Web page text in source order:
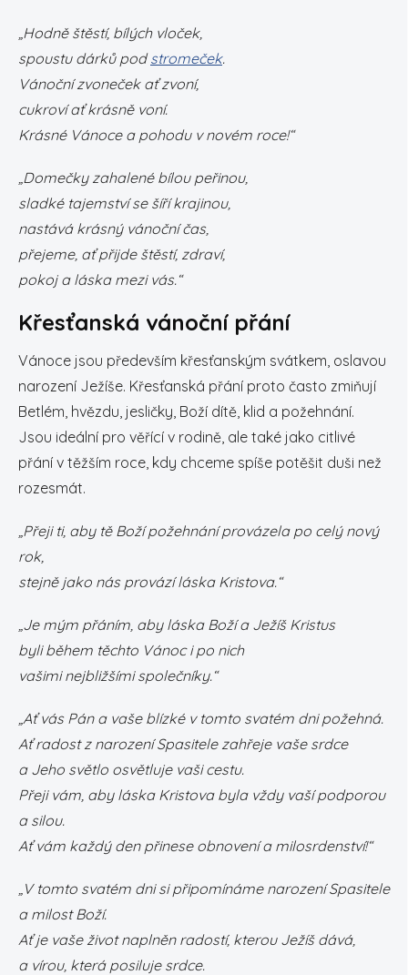
„Hodně štěstí, bílých vloček,
spoustu dárků podstromeček.
Vánoční zvoneček ať zvoní,
cukroví ať krásně voní.
Krásné Vánoce a pohodu v novém roce!“
„Domečky zahalené bílou peřinou,
sladké tajemství se šíří krajinou,
nastává krásný vánoční čas,
přejeme, ať přijde štěstí, zdraví,
pokoj a láska mezi vás.“
Křesťanská vánoční přání
Vánoce jsou především křesťanským svátkem, oslavou
narození Ježíše. Křesťanská přání proto často zmiňují
Betlém, hvězdu, jesličky, Boží dítě, klid a požehnání.
Jsou ideální pro věřící v rodině, ale také jako citlivé
přání v těžším roce, kdy chceme spíše potěšit duši než
rozesmát.
„Přeji ti, aby tě Boží požehnání provázela po celý nový
rok,
stejně jako nás provází láska Kristova.“
„Je mým přáním, aby láska Boží a Ježíš Kristus
byli během těchto Vánoc i po nich
vašimi nejbližšími společníky.“
„Ať vás Pán a vaše blízké v tomto svatém dni požehná.
Ať radost z narození Spasitele zahřeje vaše srdce
a Jeho světlo osvětluje vaši cestu.
Přeji vám, aby láska Kristova byla vždy vaší podporou
a silou.
Ať vám každý den přinese obnovení a milosrdenství!“
„V tomto svatém dni si připomínáme narození Spasitele
a milost Boží.
Ať je vaše život naplněn radostí, kterou Ježíš dává,
a vírou, která posiluje srdce.